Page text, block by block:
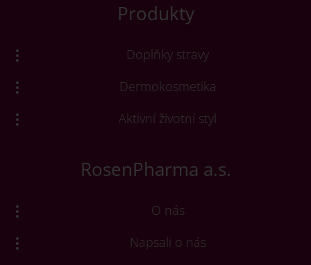
Produkty
Doplňky stravy
Dermokosmetika
Aktivní životní styl
RosenPharma a.s.
O nás
Napsali o nás